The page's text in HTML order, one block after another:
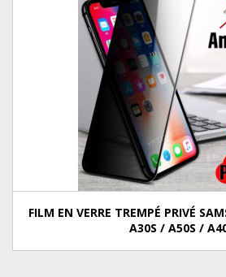
FILM EN VERRE TREMPÉ PRIVÉ
A30S / A50S /